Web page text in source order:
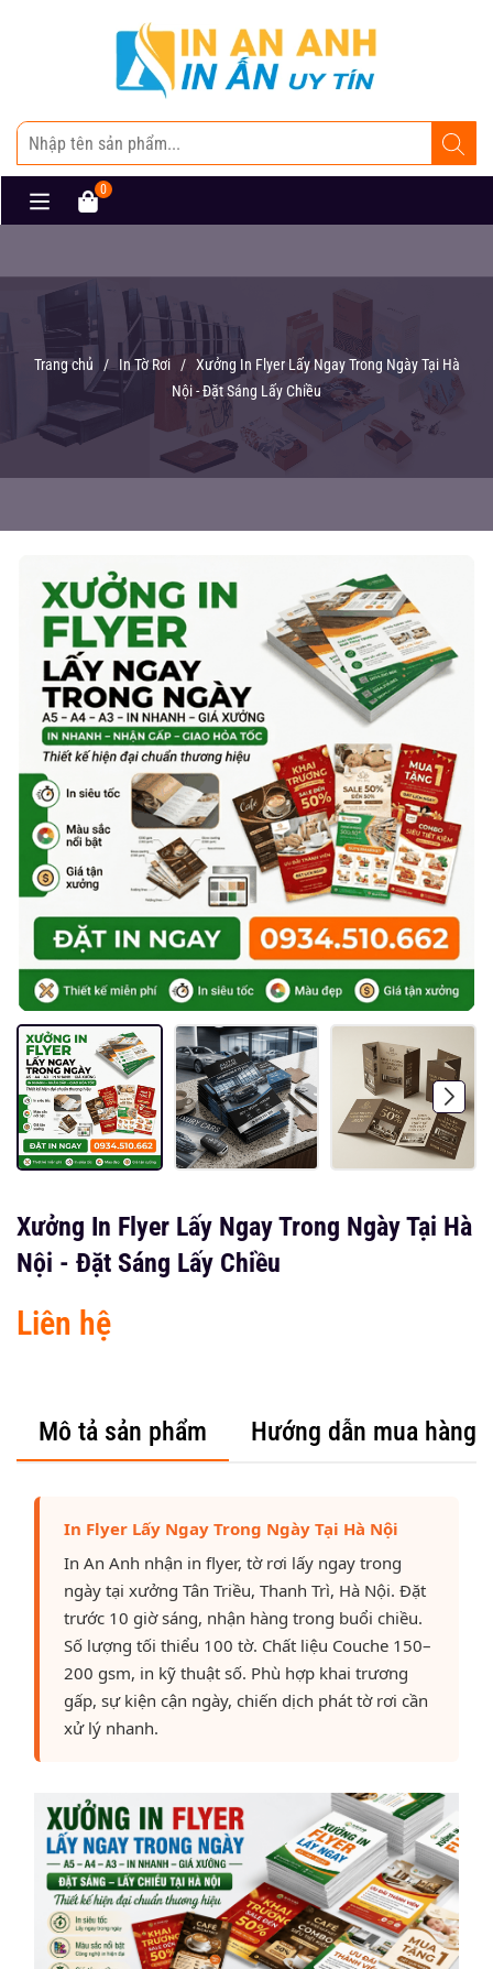
0
Trang chủ / In Tờ Rơi / Xưởng In Flyer Lấy Ngay Trong Ngày Tại Hà
Nội - Đặt Sáng Lấy Chiều
Xưởng In Flyer Lấy Ngay Trong Ngày Tại Hà
Nội - Đặt Sáng Lấy Chiều
Liên hệ
Mô tả sản phẩm Hướng dẫn mua hàng
In Flyer Lấy Ngay Trong Ngày Tại Hà Nội
In An Anh nhận in flyer, tờ rơi lấy ngay trong
ngày tại xưởng Tân Triều, Thanh Trì, Hà Nội. Đặt
trước 10 giờ sáng, nhận hàng trong buổi chiều.
Số lượng tối thiểu 100 tờ. Chất liệu Couche 150–
200 gsm, in kỹ thuật số. Phù hợp khai trương
gấp, sự kiện cận ngày, chiến dịch phát tờ rơi cần
xử lý nhanh.